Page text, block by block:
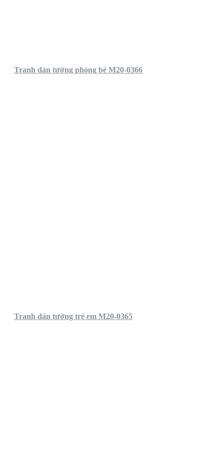
Tranh dán tường phòng bé M20-0366
Tranh dán tường trẻ em M20-0365